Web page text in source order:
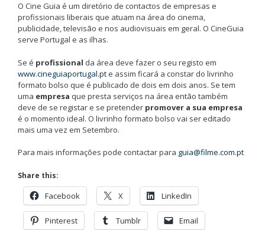
O Cine Guia é um diretório de contactos de empresas e
profissionais liberais que atuam na área do cinema,
publicidade, televisão e nos audiovisuais em geral. O CineGuia
serve Portugal e as ilhas.
Se é profissional da área deve fazer o seu registo em
www.cineguiaportugal.pt e assim ficará a constar do livrinho
formato bolso que é publicado de dois em dois anos. Se tem
uma empresa que presta serviços na área então também
deve de se registar e se pretender promover a sua empresa
é o momento ideal. O livrinho formato bolso vai ser editado
mais uma vez em Setembro.
Para mais informações pode contactar para guia@filme.com.pt
Share this:
Facebook X LinkedIn
Pinterest Tumblr Email